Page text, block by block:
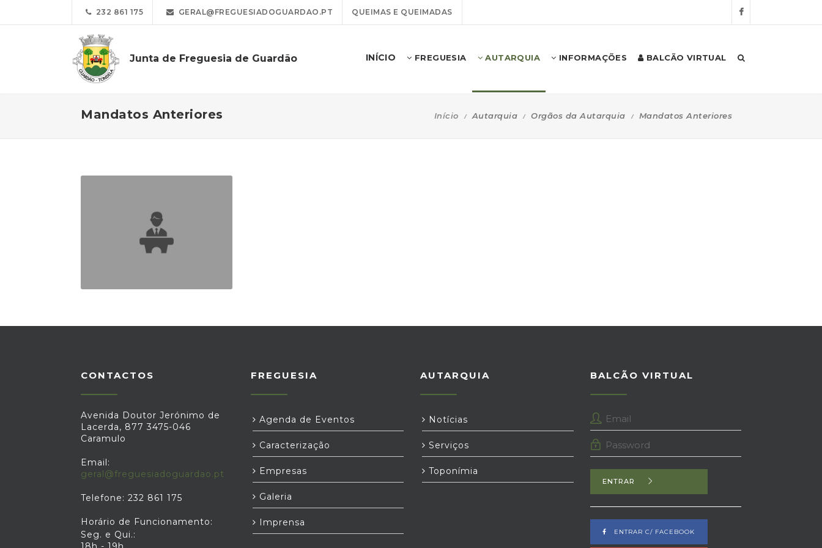
232 861 175 GERAL@FREGUESIADOGUARDAO.PT QUEIMAS E QUEIMADAS
Junta de Freguesia de Guardão INÍCIO FREGUESIA AUTARQUIA INFORMAÇÕES BALCÃO VIRTUAL
Mandatos Anteriores Início Autarquia Orgãos da Autarquia Mandatos Anteriores
CONTACTOS
Avenida Doutor Jerónimo de
Lacerda, 877 3475-046
Caramulo
Email:
geral@freguesiadoguardao.pt
Telefone: 232 861 175
Horário de Funcionamento:
Seg. e Qui.:
FREGUESIA
Agenda de Eventos
Caracterização
Empresas
Galeria
Imprensa
AUTARQUIA
Notícias
Serviços
Toponímia
BALCÃO VIRTUAL
ENTRAR
ENTRAR C/ FACEBOOK